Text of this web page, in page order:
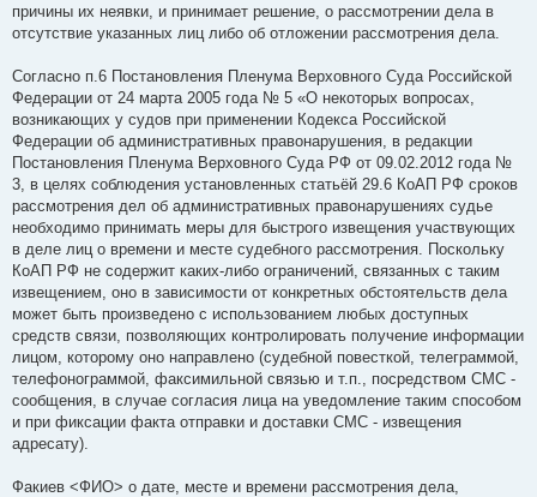
причины их неявки, и принимает решение, о рассмотрении дела в
отсутствие указанных лиц либо об отложении рассмотрения дела.
Согласно п.6 Постановления Пленума Верховного Суда Российской
Федерации от 24 марта 2005 года № 5 «О некоторых вопросах,
возникающих у судов при применении Кодекса Российской
Федерации об административных правонарушения, в редакции
Постановления Пленума Верховного Суда РФ от 09.02.2012 года №
3, в целях соблюдения установленных статьёй 29.6 КоАП РФ сроков
рассмотрения дел об административных правонарушениях судье
необходимо принимать меры для быстрого извещения участвующих
в деле лиц о времени и месте судебного рассмотрения. Поскольку
КоАП РФ не содержит каких-либо ограничений, связанных с таким
извещением, оно в зависимости от конкретных обстоятельств дела
может быть произведено с использованием любых доступных
средств связи, позволяющих контролировать получение информации
лицом, которому оно направлено (судебной повесткой, телеграммой,
телефонограммой, факсимильной связью и т.п., посредством СМС -
сообщения, в случае согласия лица на уведомление таким способом
и при фиксации факта отправки и доставки СМС - извещения
адресату).
Факиев <ФИО> о дате, месте и времени рассмотрения дела,